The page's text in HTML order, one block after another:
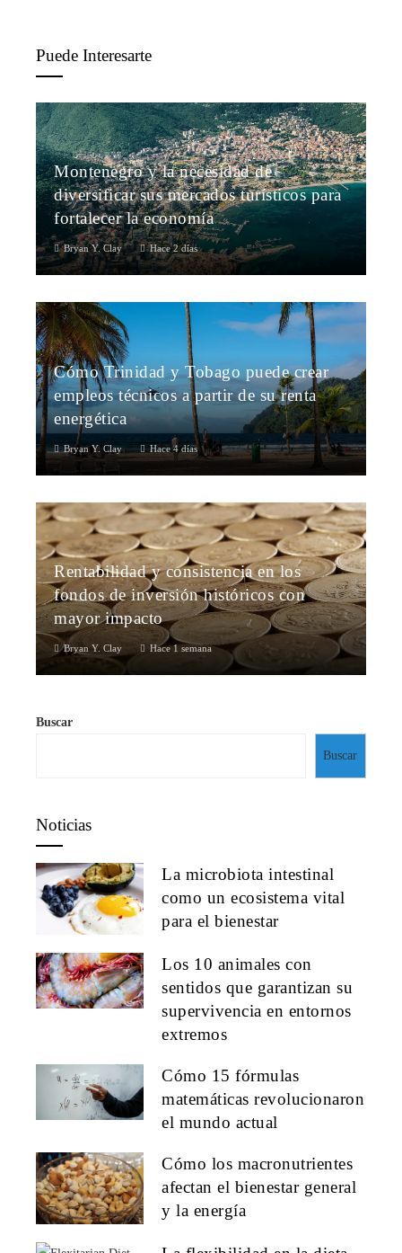
Puede Interesarte
Montenegro y la necesidad de
diversificar sus mercados turísticos para
fortalecer la economía
Bryan Y. Clay Hace 2 días
Cómo Trinidad y Tobago puede crear
empleos técnicos a partir de su renta
energética
Bryan Y. Clay Hace 4 días
Rentabilidad y consistencia en los
fondos de inversión históricos con
mayor impacto
Bryan Y. Clay Hace 1 semana
Buscar
Buscar
Noticias
La microbiota intestinal
como un ecosistema vital
para el bienestar
Los 10 animales con
sentidos que garantizan su
supervivencia en entornos
extremos
Cómo 15 fórmulas
matemáticas revolucionaron
el mundo actual
Cómo los macronutrientes
afectan el bienestar general
y la energía